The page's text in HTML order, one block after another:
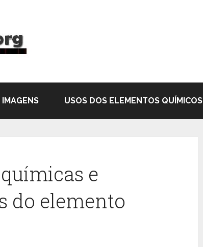
USOS DOS ELEMENTOS QUÍMICOS
e
do elemento